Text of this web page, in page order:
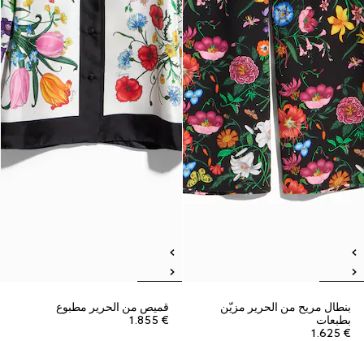
بنطال مريح من الحرير مزيّن
بطبعات
€ 1.625
قميص من الحرير مطبوع
€ 1.855